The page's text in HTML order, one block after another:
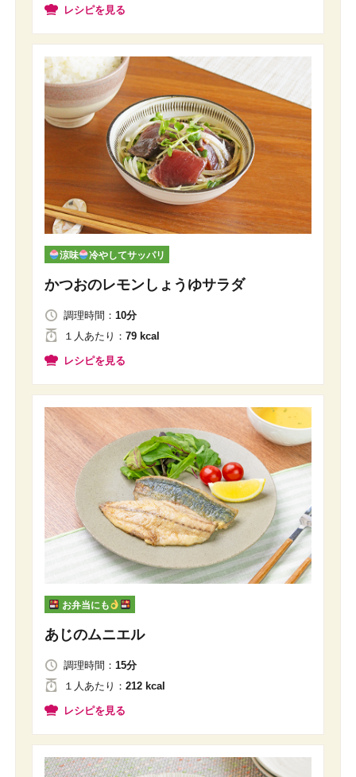
レシピを見る
涼味 冷やしてサッパリ
かつおのレモンしょうゆサラダ
調理時間： 10分
１人 あたり ： 79 kcal
レシピを見る
お弁当にも
あじのムニエル
調理時間： 15分
１人 あたり ： 212 kcal
レシピを見る